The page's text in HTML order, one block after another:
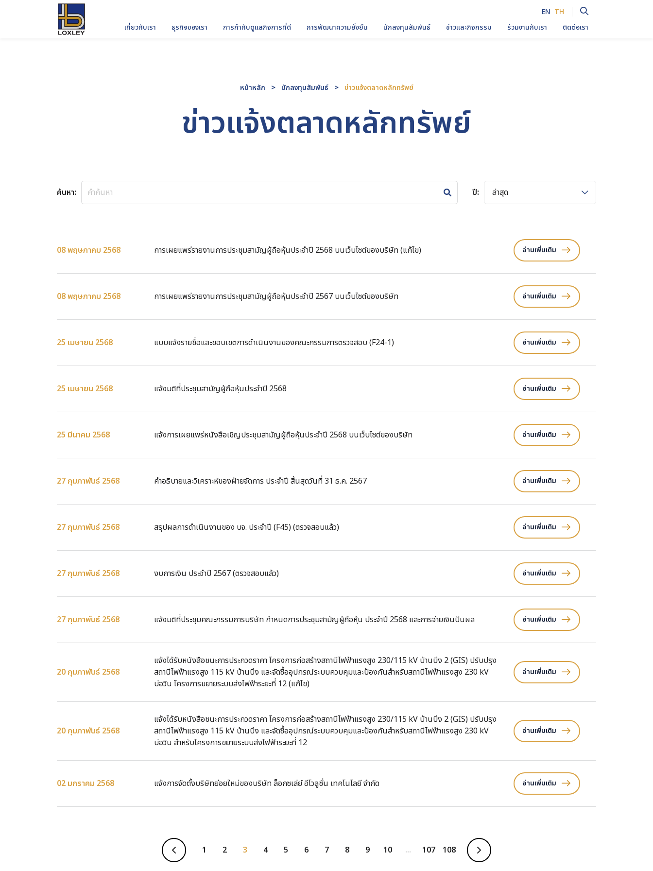
EN TH
เกี่ยวกับเรา ธุรกิจของเรา การกำกับดูแลกิจการที่ดี การพัฒนาความยั่งยืน นักลงทุนสัมพันธ์ ข่าวและกิจกรรม ร่วมงานกับเรา ติดต่อเรา
หน้าหลัก นักลงทุนสัมพันธ์ ข่าวแจ้งตลาดหลักทรัพย์
ข่าวแจ้งตลาดหลักทรัพย์
ค้นหา: ปี: ล่าสุด
08 พฤษภาคม 2568 การเผยแพร่รายงานการประชุมสามัญผู้ถือหุ้นประจำปี 2568 บนเว็บไซต์ของบริษัท (แก้ไข) อ่านเพิ่มเติม
08 พฤษภาคม 2568 การเผยแพร่รายงานการประชุมสามัญผู้ถือหุ้นประจำปี 2567 บนเว็บไซต์ของบริษัท อ่านเพิ่มเติม
25 เมษายน 2568 แบบแจ้งรายชื่อและขอบเขตการดำเนินงานของคณะกรรมการตรวจสอบ (F24-1) อ่านเพิ่มเติม
25 เมษายน 2568 แจ้งมติที่ประชุมสามัญผู้ถือหุ้นประจำปี 2568 อ่านเพิ่มเติม
25 มีนาคม 2568 แจ้งการเผยแพร่หนังสือเชิญประชุมสามัญผู้ถือหุ้นประจำปี 2568 บนเว็บไซต์ของบริษัท อ่านเพิ่มเติม
27 กุมภาพันธ์ 2568 คำอธิบายและวิเคราะห์ของฝ่ายจัดการ ประจำปี สิ้นสุดวันที่ 31 ธ.ค. 2567 อ่านเพิ่มเติม
27 กุมภาพันธ์ 2568 สรุปผลการดำเนินงานของ บจ. ประจำปี (F45) (ตรวจสอบแล้ว) อ่านเพิ่มเติม
27 กุมภาพันธ์ 2568 งบการเงิน ประจำปี 2567 (ตรวจสอบแล้ว) อ่านเพิ่มเติม
27 กุมภาพันธ์ 2568 แจ้งมติที่ประชุมคณะกรรมการบริษัท กำหนดการประชุมสามัญผู้ถือหุ้น ประจำปี 2568 และการจ่ายเงินปันผล อ่านเพิ่มเติม
20 กุมภาพันธ์ 2568
แจ้งได้รับหนังสือชนะการประกวดราคา โครงการก่อสร้างสถานีไฟฟ้าแรงสูง 230/115 kV บ้านบึง 2 (GIS) ปรับปรุง
สถานีไฟฟ้าแรงสูง 115 kV บ้านบึง และจัดซื้ออุปกรณ์ระบบควบคุมและป้องกันสำหรับสถานีไฟฟ้าแรงสูง 230 kV
บ่อวิน โครงการขยายระบบส่งไฟฟ้าระยะที่ 12 (แก้ไข)
อ่านเพิ่มเติม
20 กุมภาพันธ์ 2568
แจ้งได้รับหนังสือชนะการประกวดราคา โครงการก่อสร้างสถานีไฟฟ้าแรงสูง 230/115 kV บ้านบึง 2 (GIS) ปรับปรุง
สถานีไฟฟ้าแรงสูง 115 kV บ้านบึง และจัดซื้ออุปกรณ์ระบบควบคุมและป้องกันสำหรับสถานีไฟฟ้าแรงสูง 230 kV
บ่อวิน สำหรับโครงการขยายระบบส่งไฟฟ้าระยะที่ 12
อ่านเพิ่มเติม
02 มกราคม 2568 แจ้งการจัดตั้งบริษัทย่อยใหม่ของบริษัท ล็อกซเล่ย์ อีโวลูชั่น เทคโนโลยี จำกัด อ่านเพิ่มเติม
1 2 3 4 5 6 7 8 9 10 ... 107 108